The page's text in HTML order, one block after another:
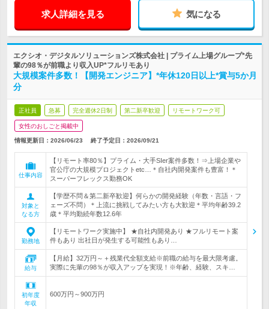
求人詳細を見る 気になる
エクシオ・デジタルソリューションズ株式会社 | プライム上場グループ*先
輩の98％が前職より収入UP*フルリモあり
大規模案件多数！【開発エンジニア】*年休120日以上*賞与5か月
分
正社員 急募 完全週休2日制 第二新卒歓迎 リモートワーク可
女性のおしごと掲載中
情報更新日：2026/06/23 終了予定日： 2026/09/21
仕事内容
【リモート率80％】プライム・大手SIer案件多数！⇒上場企業や
官公庁の大規模プロジェクトetc…＊自社内開発案件も豊富！＊
スーパーフレックス勤務OK
対象と
なる方
【学歴不問＆第二新卒歓迎】何らかの開発経験（年数・言語・フ
ェーズ不問）＊上流に挑戦してみたい方も大歓迎＊平均年齢39.2
歳＊平均勤続年数12.6年
勤務地
【リモートワーク実施中】 ★自社内開発あり ★フルリモート案
件もあり 出社日が発生する可能性もあり…
給与
【月給】32万円～＋残業代全額支給※前職の給与を最大限考慮。
実際に先輩の98％が収入アップを実現！※年齢、経験、スキ…
初年度
年収
600万円～900万円